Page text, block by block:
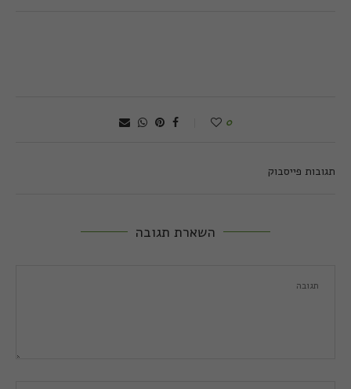
0
תגובות פייסבוק
השארת תגובה